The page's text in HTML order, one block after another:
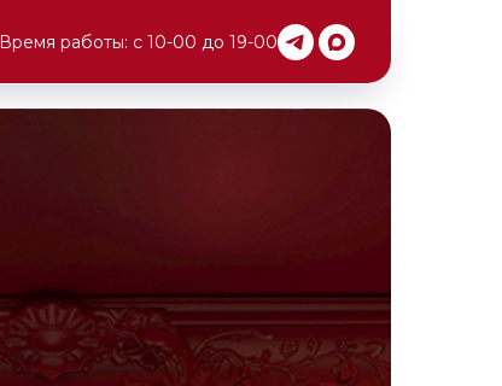
Время работы: с 10-00 до 19-00